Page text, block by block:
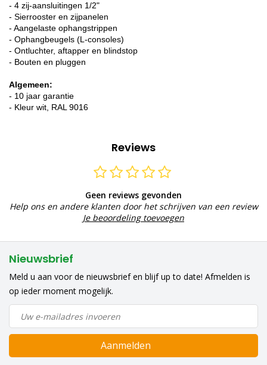
- 4 zij-aansluitingen 1/2"
- Sierrooster en zijpanelen
- Aangelaste ophangstrippen
- Ophangbeugels (L-consoles)
- Ontluchter, aftapper en blindstop
- Bouten en pluggen
Algemeen:
- 10 jaar garantie
- Kleur wit, RAL 9016
Reviews
Geen reviews gevonden
Help ons en andere klanten door het schrijven van een review
Je beoordeling toevoegen
Nieuwsbrief
Meld u aan voor de nieuwsbrief en blijf up to date! Afmelden is
op ieder moment mogelijk.
Aanmelden